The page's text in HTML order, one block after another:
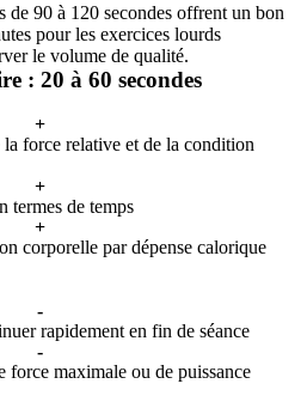
de 90 à 120 secondes offrent un bon
pour les exercices lourds
le volume de qualité.
: 20 à 60 secondes
+
force relative et de la condition
+
termes de temps
+
corporelle par dépense calorique
-
rapidement en fin de séance
-
force maximale ou de puissance